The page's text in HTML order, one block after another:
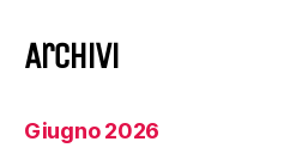
Archivi
Giugno 2026